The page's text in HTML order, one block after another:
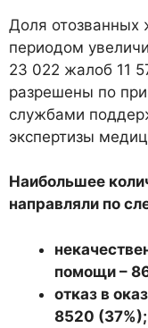
Доля
периодом
23 022 жалоб 11
разрешены по
службами
экспертизы
Наибольшее
направляли по
помощи –
отказ в
8520 (37%);